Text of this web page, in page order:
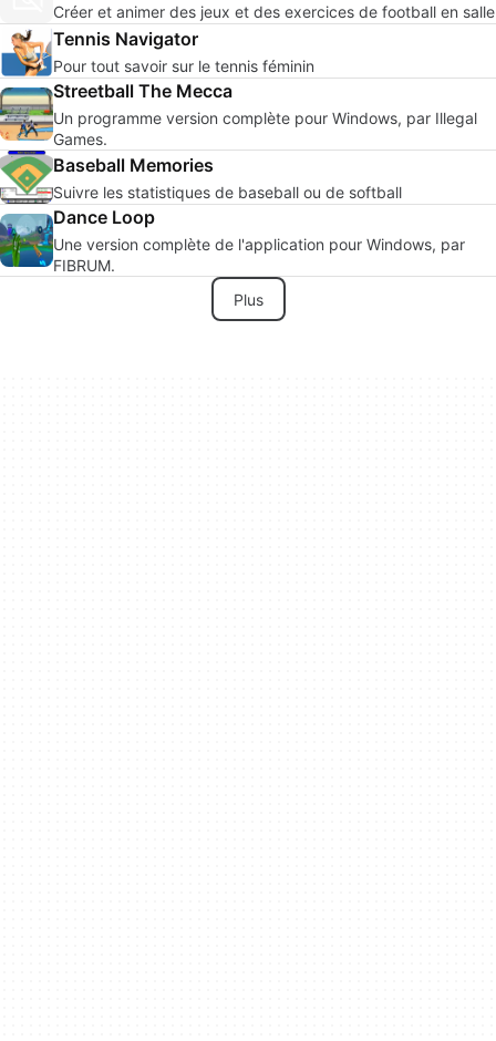
Créer et animer des jeux et des exercices de football en salle
Tennis Navigator
Pour tout savoir sur le tennis féminin
Streetball The Mecca
Un programme version complète pour Windows, par Illegal
Games.
Baseball Memories
Suivre les statistiques de baseball ou de softball
Dance Loop
Une version complète de l'application pour Windows, par
FIBRUM.
Plus